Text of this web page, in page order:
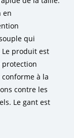
en
qui
Le produit est
protection
à la
contre les
Le gant est